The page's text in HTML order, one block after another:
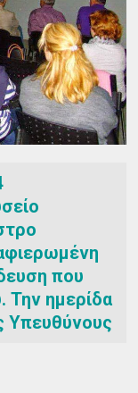
που
Την ημερίδα
Υπευθύνους